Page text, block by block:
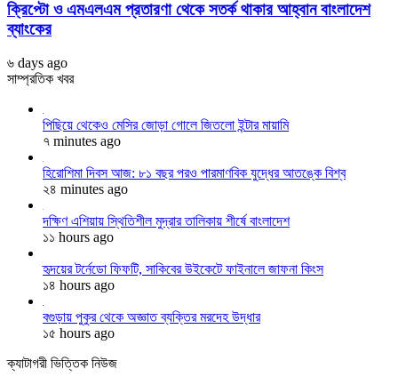
ক্রিপ্টো ও এমএলএম প্রতারণা থেকে সতর্ক থাকার আহ্বান বাংলাদেশ
ব্যাংকের
৬ days ago
সাম্প্রতিক খবর
পিছিয়ে থেকেও মেসির জোড়া গোলে জিতলো ইন্টার মায়ামি
৭ minutes ago
হিরোশিমা দিবস আজ: ৮১ বছর পরও পারমাণবিক যুদ্ধের আতঙ্কে বিশ্ব
২৪ minutes ago
দক্ষিণ এশিয়ায় স্থিতিশীল মুদ্রার তালিকায় শীর্ষে বাংলাদেশ
১১ hours ago
হৃদয়ের টর্নেডো ফিফটি, সাকিবের উইকেটে ফাইনালে জাফনা কিংস
১৪ hours ago
বগুড়ায় পুকুর থেকে অজ্ঞাত ব্যক্তির মরদেহ উদ্ধার
১৫ hours ago
ক্যাটাগরী ভিত্তিক নিউজ